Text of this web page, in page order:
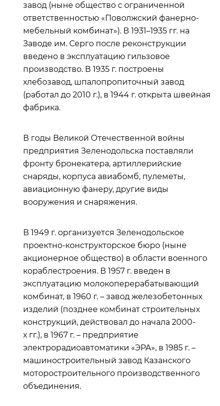
завод (ныне общество с ограниченной
ответственностью «Поволжский фанерно-
мебельный комбинат»). В 1931–1935 гг. на
Заводе им. Серго после реконструкции
введено в эксплуатацию гильзовое
производство. В 1935 г. построены
хлебозавод, шпалопропиточный завод
(работал до 2010 г.), в 1944 г. открыта швейная
фабрика.
В годы Великой Отечественной войны
предприятия Зеленодольска поставляли
фронту бронекатера, артиллерийские
снаряды, корпуса авиабомб, пулеметы,
авиационную фанеру, другие виды
вооружения и снаряжения.
В 1949 г. организуется Зеленодольское
проектно‑конструкторское бюро (ныне
акционерное общество) в области военного
кораблестроения. В 1957 г. введен в
эксплуатацию молокоперерабатывающий
комбинат, в 1960 г. – завод железобетонных
изделий (позднее комбинат строительных
конструкций, действовал до начала 2000-
х гг.), в 1967 г. – предприятие
электрорадиоавтоматики «ЭРА», в 1985 г. –
машиностроительный завод Казанского
моторостроительного производственного
объединения.